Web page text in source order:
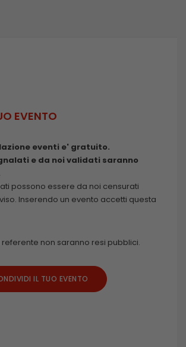
EVENTO
eventi e' gratuito.
e da noi validati saranno
possono essere da noi censurati
Inserendo un evento accetti questa
non saranno resi pubblici.
IL TUO EVENTO